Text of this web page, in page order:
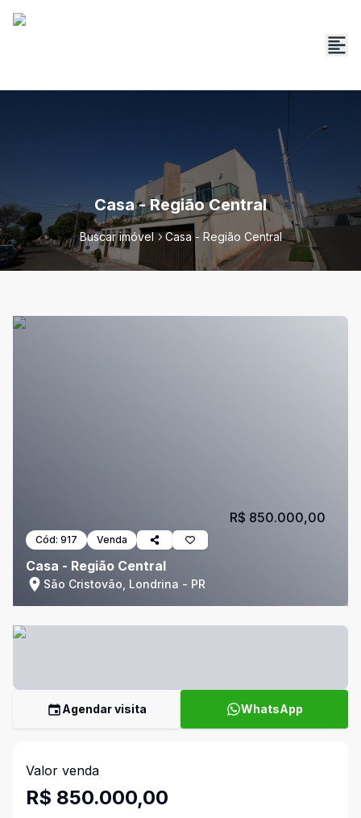
Casa - Região Central
Buscar imóvel Casa - Região Central
Cód: 917 Venda
Casa - Região Central
São Cristovão, Londrina - PR
R$ 850.000,00
Agendar visita WhatsApp
Valor venda
R$ 850.000,00